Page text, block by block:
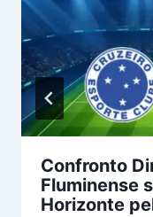
Confronto
Fluminense
Horizonte